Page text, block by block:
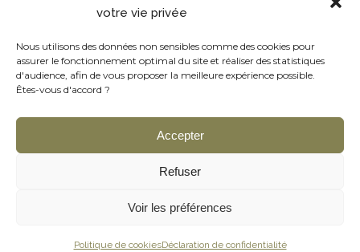
votre vie privée
Nous utilisons des données non sensibles comme des cookies pour
assurer le fonctionnement optimal du site et réaliser des statistiques
d'audience, afin de vous proposer la meilleure expérience possible.
Êtes-vous d'accord ?
Accepter
Refuser
Voir les préférences
Politique de cookiesDéclaration de confidentialité